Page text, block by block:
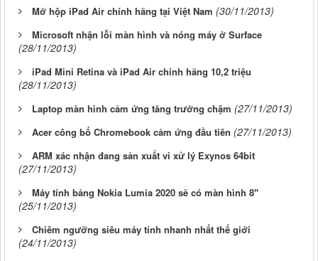
Mở hộp iPad Air chính hãng tại Việt Nam (30/11/2013)
Microsoft nhận lỗi màn hình và nóng máy ở Surface
(28/11/2013)
iPad Mini Retina và iPad Air chính hãng 10,2 triệu
(28/11/2013)
Laptop màn hình cảm ứng tăng trưởng chậm (27/11/2013)
Acer công bố Chromebook cảm ứng đầu tiên (27/11/2013)
ARM xác nhận đang sản xuất vi xử lý Exynos 64bit
(27/11/2013)
Máy tính bảng Nokia Lumia 2020 sẽ có màn hình 8"
(25/11/2013)
Chiêm ngưỡng siêu máy tính nhanh nhất thế giới
(24/11/2013)